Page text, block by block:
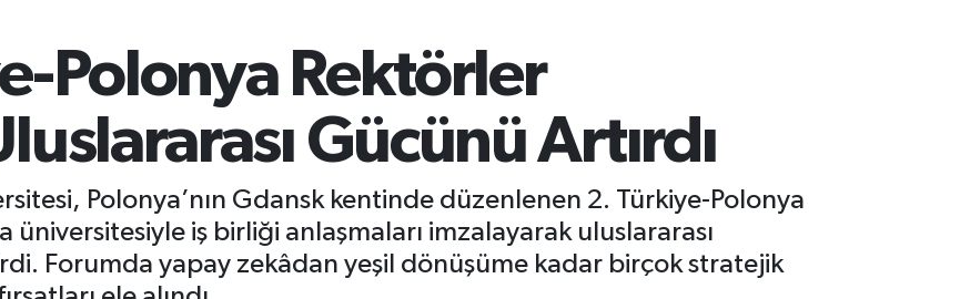
Polonya Rektörler
Gücünü Artırdı
Polonya’nın Gdansk kentinde düzenlenen 2. Türkiye-Polonya
üniversitesiyle iş birliği anlaşmaları imzalayarak uluslararası
Forumda yapay zekâdan yeşil dönüşüme kadar birçok stratejik